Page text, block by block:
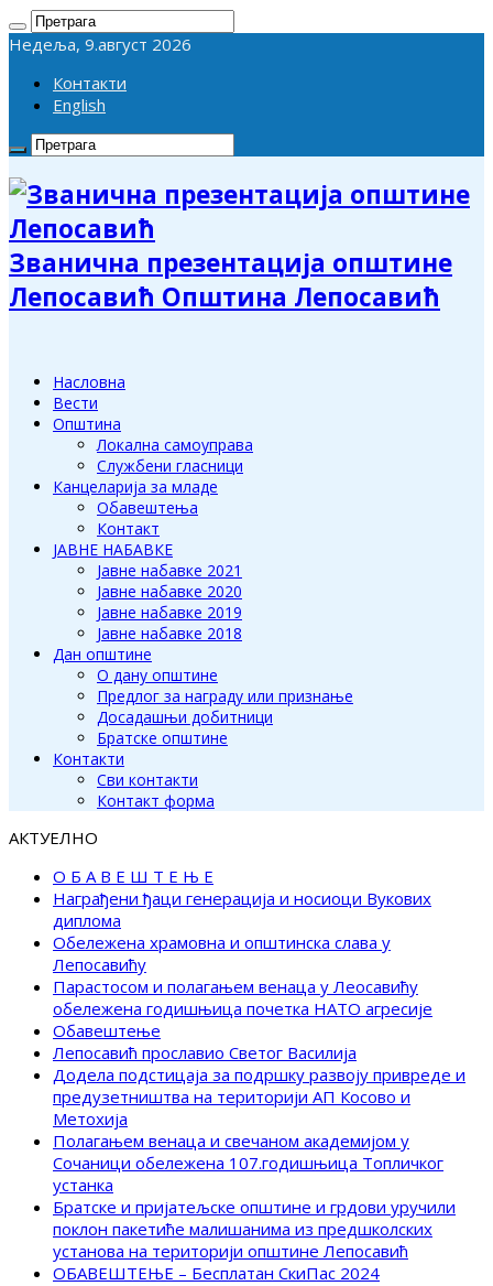
Недеља, 9.август 2026
Контакти
English
Званична презентација општине
Лепосавић Општина Лепосавић
Насловна
Вести
Општина
Локална самоуправа
Службени гласници
Канцеларија за младе
Обавештења
Контакт
ЈАВНЕ НАБАВКЕ
Јавне набавке 2021
Јавне набавке 2020
Јавне набавке 2019
Јавне набавке 2018
Дан општине
О дану општине
Предлог за награду или признање
Досадашњи добитници
Братске општине
Контакти
Сви контакти
Контакт форма
АКТУЕЛНО
О Б А В Е Ш Т Е Њ Е
Награђени ђаци генерација и носиоци Вукових
диплома
Обележена храмовна и општинска слава у
Лепосавићу
Парастосом и полагањем венаца у Леосавићу
обележена годишњица почетка НАТО агресије
Обавештење
Лепосавић прославио Светог Василија
Додела подстицаја за подршку развоју привреде и
предузетништва на територији АП Косово и
Метохија
Полагањем венаца и свечаном академијом у
Сочаници обележена 107.годишњица Топличког
устанка
Братске и пријатељске општине и грдови уручили
поклон пакетиће малишанима из предшколских
установа на територији општине Лепосавић
ОБАВЕШТЕЊЕ – Бесплатан СкиПас 2024